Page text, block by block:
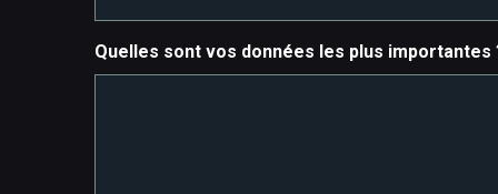
Quelles sont vos données les plus importantes